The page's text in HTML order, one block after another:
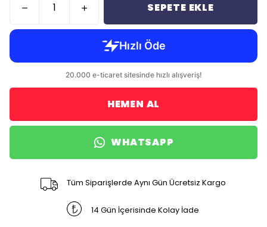
SEPETE EKLE
HEMEN AL
WHATSAPP
Tüm Siparişlerde Aynı Gün Ücretsiz Kargo
14 Gün İçerisinde Kolay İade